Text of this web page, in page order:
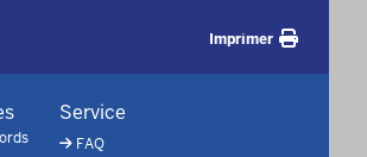
Imprimer
Service
FAQ